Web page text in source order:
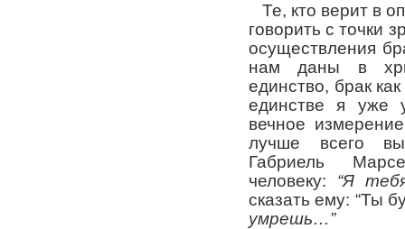
Те, кто верит в
говорить с точки
осуществления
нам даны в
единство, брак как
единстве я уже
вечное
лучше всего
Габриель
человеку: “Я
сказать ему: “Ты
умрешь…”